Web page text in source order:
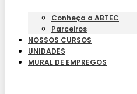
Conheça a ABTEC
Parceiros
NOSSOS CURSOS
UNIDADES
MURAL DE EMPREGOS